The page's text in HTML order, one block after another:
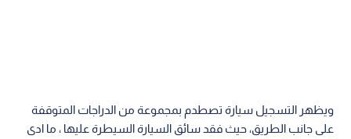
ويظهر التسجيل سيارة تصطدم بمجموعة من الدراجات المتوقفة
على جانب الطريق، حيث فقد سائق السيارة السيطرة عليها ، ما ادى